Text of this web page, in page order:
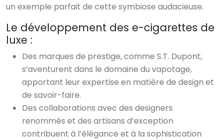
un exemple parfait de cette symbiose audacieuse.
Le développement des e-cigarettes de
luxe :
Des marques de prestige, comme S.T. Dupont,
s’aventurent dans le domaine du vapotage,
apportant leur expertise en matière de design et
de savoir-faire.
Des collaborations avec des designers
renommés et des artisans d’exception
contribuent à l’élégance et à la sophistication